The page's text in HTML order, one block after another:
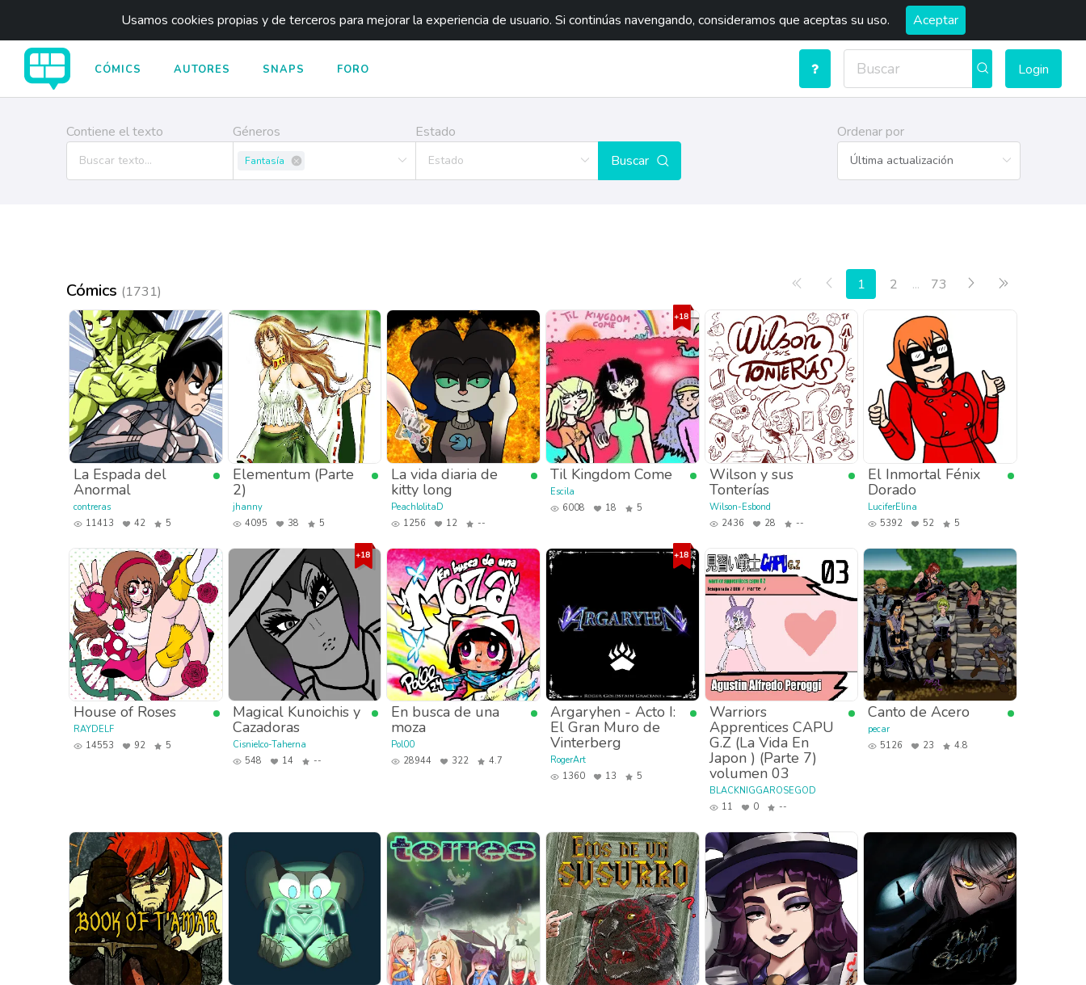
Usamos cookies propias y de terceros para mejorar la experiencia de usuario. Si continúas navengando, consideramos que aceptas su uso. Aceptar
CÓMICS AUTORES SNAPS FORO Login
Contiene el texto Géneros
Fantasía
Estado
Buscar
Ordenar por
Cómics (1731) Primera página
Anterior
1 2 ... 73 Siguiente
La Espada del
Anormal
contreras
11413
42 5
Elementum (Parte
2)
jhanny
4095
38 5
La vida diaria de
kitty long
PeachlolitaD
1256
12 --
Til Kingdom Come
Escila
6008
18 5
Wilson y sus
Tonterías
Wilson-Esbond
2436
28 --
El Inmortal Fénix
Dorado
LuciferElina
5392
52 5
House of Roses
RAYDELF
14553
92 5
Magical Kunoichis y
Cazadoras
Cisnielco-Taherna
548
14 --
En busca de una
moza
Pol00
28944
322 4.7
Argaryhen - Acto I:
El Gran Muro de
Vinterberg
RogerArt
1360
13 5
Warriors
Apprentices CAPU
G.Z (La Vida En
Japon ) (Parte 7)
volumen 03
BLACKNIGGAROSEGOD
11
0 --
Canto de Acero
pecar
5126
23 4.8